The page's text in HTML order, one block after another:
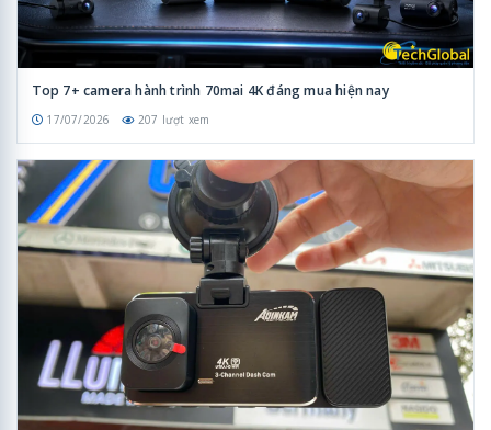
Top 7+ camera hành trình 70mai 4K đáng mua hiện nay
17/07/2026 207 lượt xem